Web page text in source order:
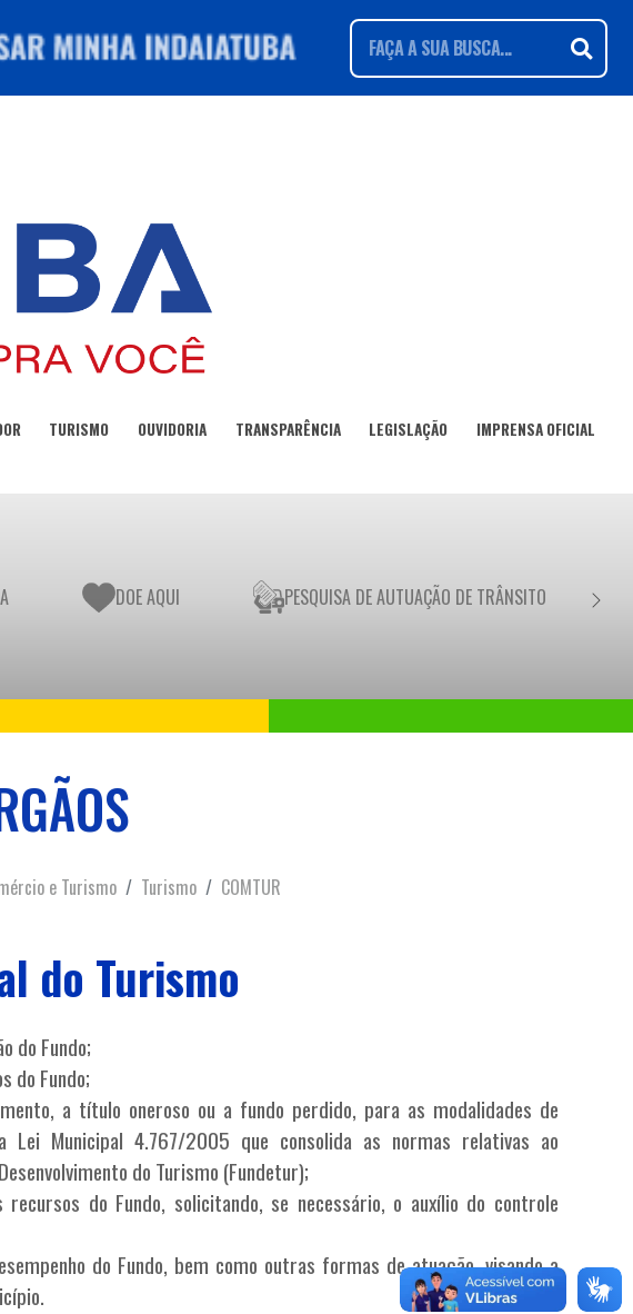
TURISMO OUVIDORIA TRANSPARÊNCIA LEGISLAÇÃO IMPRENSA OFICIAL
DOE AQUI PESQUISA DE AUTUAÇÃO DE TRÂNSITO
e Turismo Turismo COMTUR
do Turismo
do Fundo;
do Fundo;
a título oneroso ou a fundo perdido, para as modalidades de
Municipal 4.767/2005 que consolida as normas relativas ao
do Turismo (Fundetur);
do Fundo, solicitando, se necessário, o auxílio do controle
do Fundo, bem como outras formas de atuação, visando a